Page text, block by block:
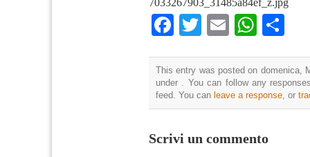
7033267903_31485a84ef_z.jpg
Facebook
TwitterEmail
This entry was posted on domenica,
under . You can follow any
feed. You can leave a response, or
Scrivi un commento